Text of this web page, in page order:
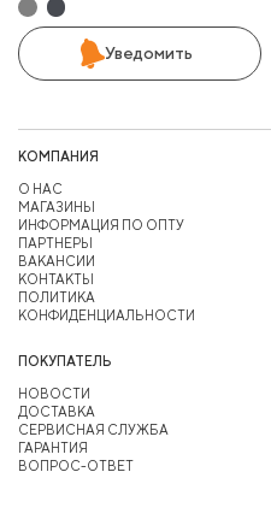
Уведомить
КОМПАНИЯ
О НАС
МАГАЗИНЫ
ИНФОРМАЦИЯ ПО ОПТУ
ПАРТНЕРЫ
ВАКАНСИИ
КОНТАКТЫ
ПОЛИТИКА
КОНФИДЕНЦИАЛЬНОСТИ
ПОКУПАТЕЛЬ
НОВОСТИ
ДОСТАВКА
СЕРВИСНАЯ СЛУЖБА
ГАРАНТИЯ
ВОПРОС-ОТВЕТ